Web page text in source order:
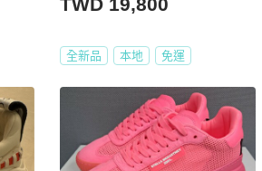
全新品 本地 免運